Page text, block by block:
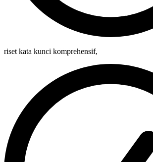
riset kata kunci komprehensif,